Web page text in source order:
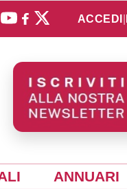
ACCEDI
ANNUARI